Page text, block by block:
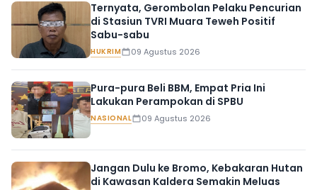
Ternyata, Gerombolan Pelaku Pencurian
di Stasiun TVRI Muara Teweh Positif
Sabu-sabu
HUKRIM 09 Agustus 2026
Pura-pura Beli BBM, Empat Pria Ini
Lakukan Perampokan di SPBU
NASIONAL 09 Agustus 2026
Jangan Dulu ke Bromo, Kebakaran Hutan
di Kawasan Kaldera Semakin Meluas